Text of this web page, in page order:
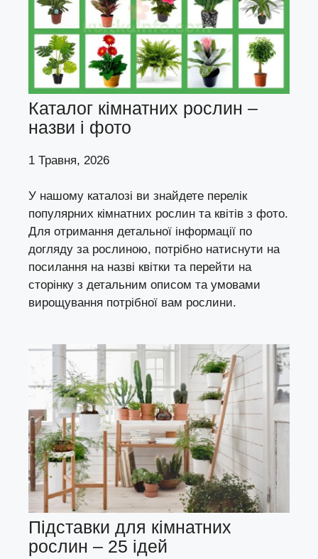
Каталог кімнатних рослин –
назви і фото
1 Травня, 2026
У нашому каталозі ви знайдете перелік
популярних кімнатних рослин та квітів з фото.
Для отримання детальної інформації по
догляду за рослиною, потрібно натиснути на
посилання на назві квітки та перейти на
сторінку з детальним описом та умовами
вирощування потрібної вам рослини.
Підставки для кімнатних
рослин – 25 ідей